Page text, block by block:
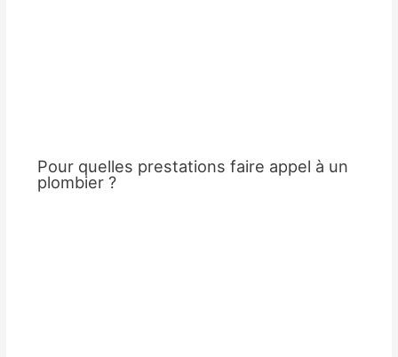
Pour quelles prestations faire appel à un
plombier ?